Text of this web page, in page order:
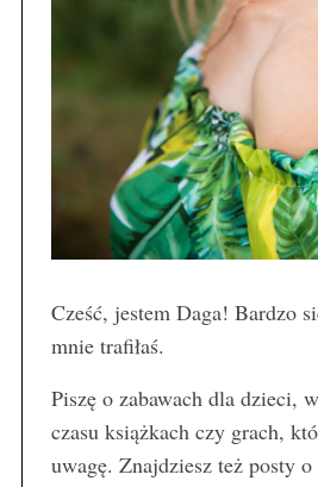
Cześć, jestem Daga! Bardzo
mnie trafiłaś.
Piszę o zabawach dla dzieci,
czasu książkach czy grach,
uwagę. Znajdziesz też posty